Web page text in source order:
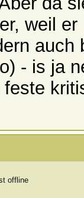
weil
- is ja
feste